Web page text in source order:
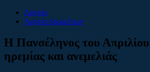
Αρχείο
Αρχείο δρωμένων
Η Πανσέληνος του
ηρεμίας και ανεμελιάς